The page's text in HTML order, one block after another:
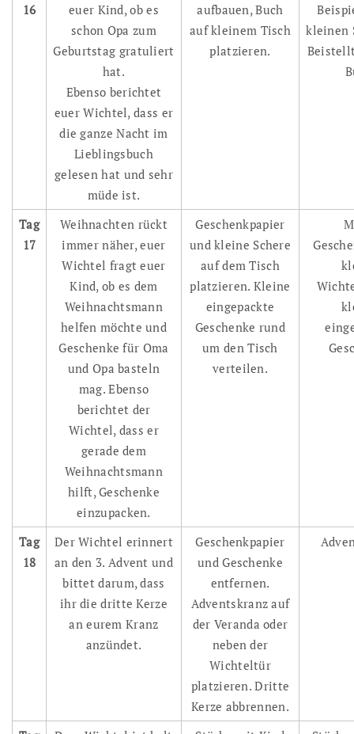
16
euer Kind, ob es
schon Opa zum
Geburtstag gratuliert
hat.
Ebenso berichtet
euer Wichtel, dass er
die ganze Nacht im
Lieblingsbuch
gelesen hat und sehr
müde ist.
aufbauen, Buch
auf kleinem Tisch
platzieren.
kleinen
Tag
17
Weihnachten rückt
immer näher, euer
Wichtel fragt euer
Kind, ob es dem
Weihnachtsmann
helfen möchte und
Geschenke für Oma
und Opa basteln
mag. Ebenso
berichtet der
Wichtel, dass er
gerade dem
Weihnachtsmann
hilft, Geschenke
einzupacken.
Geschenkpapier
und kleine Schere
auf dem Tisch
platzieren. Kleine
eingepackte
Geschenke rund
um den Tisch
verteilen.
Tag
18
Der Wichtel erinnert
an den 3. Advent und
bittet darum, dass
ihr die dritte Kerze
an eurem Kranz
anzündet.
Geschenkpapier
und Geschenke
entfernen.
Adventskranz auf
der Veranda oder
neben der
Wichteltür
platzieren. Dritte
Kerze abbrennen.